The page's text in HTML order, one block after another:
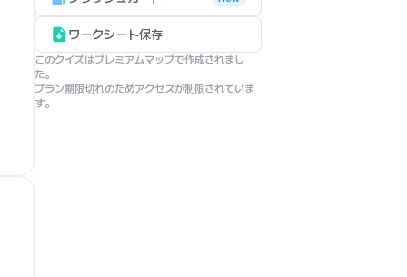
ワークシート保存
このクイズはプレミアムマップで作成されまし
た。
プラン期限切れのためアクセスが制限されていま
す。